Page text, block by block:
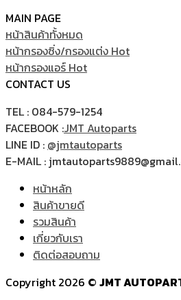
MAIN PAGE
หน้าสินค้าทั้งหมด
หน้ากรองซิ่ง/กรองแต่ง
หน้ากรองแอร์
CONTACT US
TEL : 084-579-1254
FACEBOOK :JMT Autoparts
LINE ID : @jmtautoparts
E-MAIL :
หน้าหลัก
สินค้าขายดี
รวมสินค้า
เกี่ยวกับเรา
ติดต่อสอบถาม
Copyright 2026 © JMT